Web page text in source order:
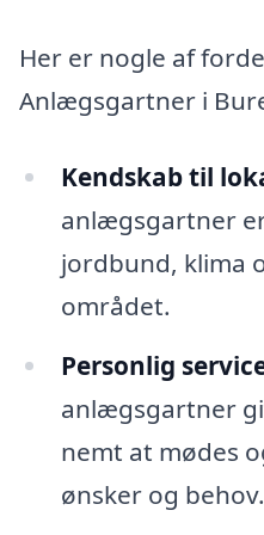
Her er nogle af
Anlægsgartner i
Kendskab til
anlægsgartner
jordbund, klima
området.
Personlig
anlægsgartner
nemt at mødes
ønsker og behov.